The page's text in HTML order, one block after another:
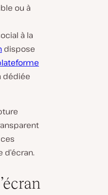
ou à
à la
dispose
dédiée